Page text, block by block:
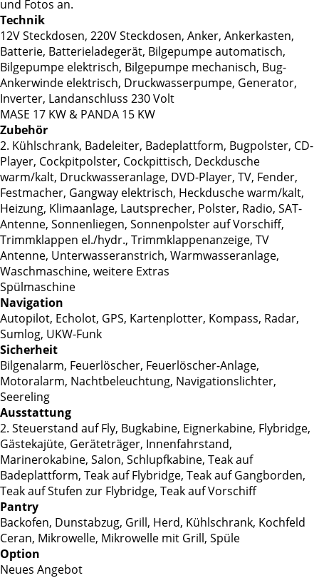
und Fotos an.
Technik
12V Steckdosen, 220V Steckdosen, Anker, Ankerkasten,
Batterie, Batterieladegerät, Bilgepumpe automatisch,
Bilgepumpe elektrisch, Bilgepumpe mechanisch, Bug-
Ankerwinde elektrisch, Druckwasserpumpe, Generator,
Inverter, Landanschluss 230 Volt
MASE 17 KW & PANDA 15 KW
Zubehör
2. Kühlschrank, Badeleiter, Badeplattform, Bugpolster, CD-
Player, Cockpitpolster, Cockpittisch, Deckdusche
warm/kalt, Druckwasseranlage, DVD-Player, TV, Fender,
Festmacher, Gangway elektrisch, Heckdusche warm/kalt,
Heizung, Klimaanlage, Lautsprecher, Polster, Radio, SAT-
Antenne, Sonnenliegen, Sonnenpolster auf Vorschiff,
Trimmklappen el./hydr., Trimmklappenanzeige, TV
Antenne, Unterwasseranstrich, Warmwasseranlage,
Waschmaschine, weitere Extras
Spülmaschine
Navigation
Autopilot, Echolot, GPS, Kartenplotter, Kompass, Radar,
Sumlog, UKW-Funk
Sicherheit
Bilgenalarm, Feuerlöscher, Feuerlöscher-Anlage,
Motoralarm, Nachtbeleuchtung, Navigationslichter,
Seereling
Ausstattung
2. Steuerstand auf Fly, Bugkabine, Eignerkabine, Flybridge,
Gästekajüte, Geräteträger, Innenfahrstand,
Marinerokabine, Salon, Schlupfkabine, Teak auf
Badeplattform, Teak auf Flybridge, Teak auf Gangborden,
Teak auf Stufen zur Flybridge, Teak auf Vorschiff
Pantry
Backofen, Dunstabzug, Grill, Herd, Kühlschrank, Kochfeld
Ceran, Mikrowelle, Mikrowelle mit Grill, Spüle
Option
Neues Angebot